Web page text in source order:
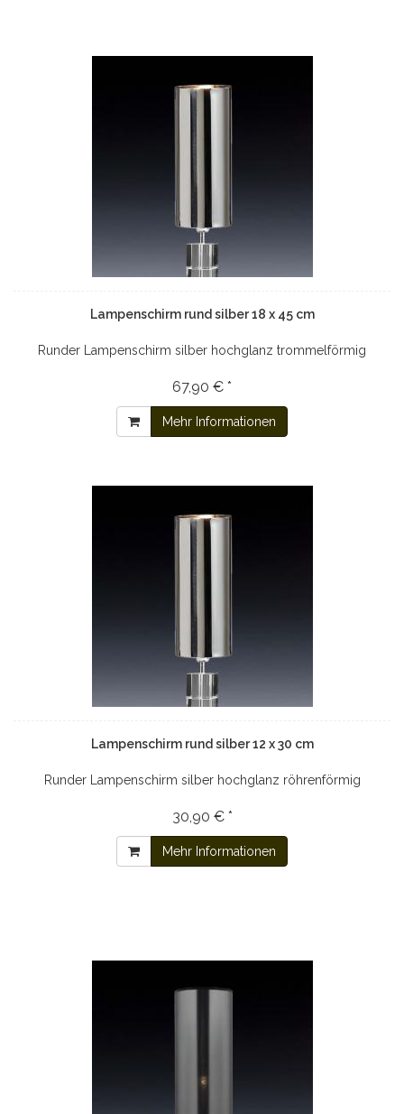
Lampenschirm rund silber 18 x 45 cm
Runder Lampenschirm silber hochglanz trommelförmig
67,90 € *
Mehr Informationen
Lampenschirm rund silber 12 x 30 cm
Runder Lampenschirm silber hochglanz röhrenförmig
30,90 € *
Mehr Informationen